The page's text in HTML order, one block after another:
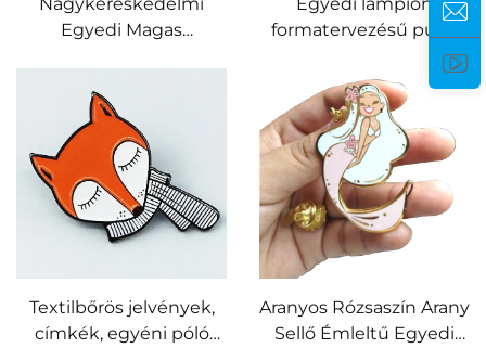
Egyedi Magas
Személyre Szabott
Logó, Puha Email
Jelvény, Egyedi Szív
Alakú Jelvény
formatervezésű puha
zománcos arany fémtű
jelvény
Textilbőrös jelvények,
címkék, egyéni póló
Aranyos Rózsaszín Arany
Sellő Émleltű Egyedi